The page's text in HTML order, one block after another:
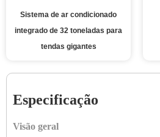
Sistema de ar condicionado
integrado de 32 toneladas para
tendas gigantes
Especificação
Visão geral